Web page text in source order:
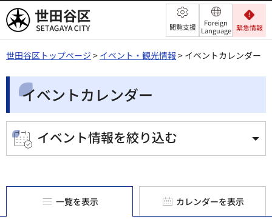
世田谷区 閲覧支援
Foreign
Language 緊急情報
世田谷区トップページ > イベント・観光情報 > イベントカレンダー
イベントカレンダー
イベント情報を絞り込む
一覧を表示 カレンダーを表示